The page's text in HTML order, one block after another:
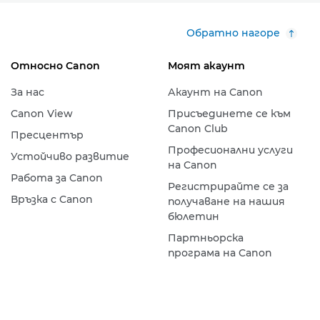
Обратно нагоре
Относно Canon
За нас
Canon View
Пресцентър
Устойчиво развитие
Работа за Canon
Връзка с Canon
Моят акаунт
Акаунт на Canon
Присъединете се към
Canon Club
Професионални услуги
на Canon
Регистрирайте се за
получаване на нашия
бюлетин
Партньорска
програма на Canon